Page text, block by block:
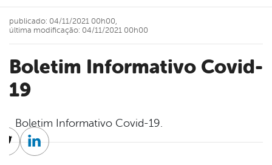
Boletim Informativo Covid-
19
publicado: 04/11/2021 00h00,
última modificação: 04/11/2021 00h00
Boletim Informativo Covid-19.
TwitterLinkedin